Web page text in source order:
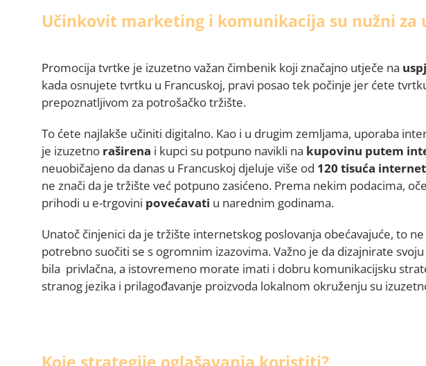
Učinkovit marketing i komunikacija su nužni za
Promocija tvrtke je izuzetno važan čimbenik koji značajno utječe na
kada osnujete tvrtku u Francuskoj, pravi posao tek počinje jer ćete
prepoznatljivom za potrošačko tržište.
To ćete najlakše učiniti digitalno. Kao i u drugim zemljama, uporaba
je izuzetno raširena i kupci su potpuno navikli na kupovinu putem
neuobičajeno da danas u Francuskoj djeluje više od 120 tisuća
ne znači da je tržište već potpuno zasićeno. Prema nekim podacima,
prihodi u e-trgovini povećavati u narednim godinama.
Unatoč činjenici da je tržište internetskog poslovanja obećavajuće, to
potrebno suočiti se s ogromnim izazovima. Važno je da dizajnirate
bila privlačna, a istovremeno morate imati i dobru komunikacijsku
stranog jezika i prilagođavanje proizvoda lokalnom okruženju su